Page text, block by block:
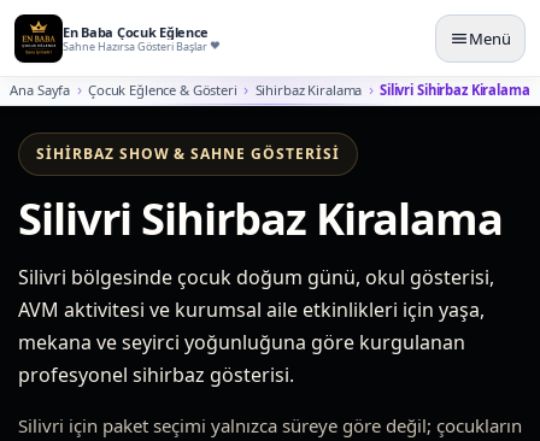
En Baba Çocuk Eğlence
Sahne Hazırsa Gösteri Başlar Menü
Ana Sayfa Çocuk Eğlence & Gösteri Sihirbaz Kiralama Silivri Sihirbaz Kiralama
SIHIRBAZ SHOW & SAHNE GÖSTERISI
Silivri Sihirbaz Kiralama
Silivri bölgesinde çocuk doğum günü, okul gösterisi,
AVM aktivitesi ve kurumsal aile etkinlikleri için yaşa,
mekana ve seyirci yoğunluğuna göre kurgulanan
profesyonel sihirbaz gösterisi.
Silivri için paket seçimi yalnızca süreye göre değil; çocukların